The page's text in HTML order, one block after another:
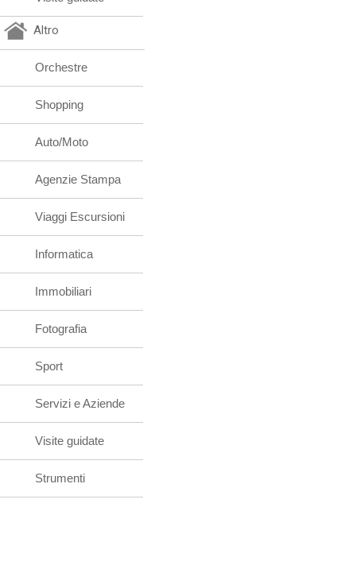
Altro
Orchestre
Shopping
Auto/Moto
Agenzie Stampa
Viaggi Escursioni
Informatica
Immobiliari
Fotografia
Sport
Servizi e Aziende
Visite guidate
Strumenti